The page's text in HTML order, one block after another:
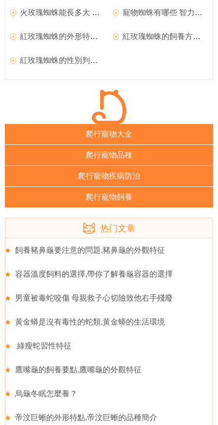
火玫瑰蜘蛛能長多大 成體頭胸部長約7到8厘米 寵物蜘蛛有哪些 智力紅玫瑰最適合新手飼養
紅玫瑰蜘蛛的外形特征及生活習性 紅玫瑰蜘蛛的飼養方法及飼養工具
紅玫瑰蜘蛛的性別判斷方法
爬行寵物大全
爬行寵物品種
爬行寵物疾病防治
爬行寵物飼養
热门文章
飼養豬鼻龜要注意的問題,豬鼻龜的外觀特征
容器溫度飼料的選擇,帶你了解養龜容器的選擇
男童被毒蛇咬傷 母親救子心切險致他右手殘廢
黃金蟒是沒有毒性的蛇類,黃金蟒的生活環境
綠瘦蛇習性特征
鷹嘴龜的飼養要點,鷹嘴龜的外觀特征
烏龜冬眠怎麼養？
帝汶巨蜥的外形特點,帝汶巨蜥的品種簡介